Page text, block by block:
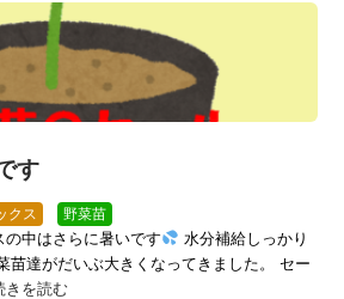
す
クス 野菜苗
中はさらに暑いです
水分補給しっかり
苗達がだいぶ大きくなってきました。 セー
きを読む